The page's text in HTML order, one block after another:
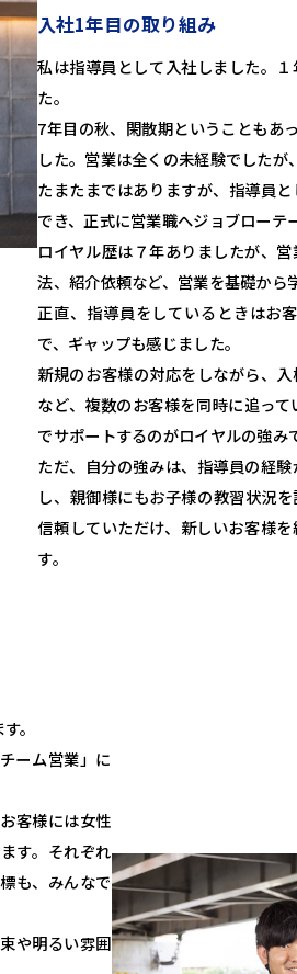
入社1年目の取り組み
私は指導員として入社しました。
た。
7年目の秋、閑散期ということもあ
した。営業は全くの未経験でしたが
たまたまではありますが、指導員
でき、正式に営業職へジョブローテ
ロイヤル歴は７年ありましたが、
法、紹介依頼など、営業を基礎から
正直、指導員をしているときはお
で、ギャップも感じました。
新規のお客様の対応をしながら、
など、複数のお客様を同時に追っ
でサポートするのがロイヤルの強み
ただ、自分の強みは、指導員の経
し、親御様にもお子様の教習状況
信頼していただけ、新しいお客様
す。
。
ーム営業」に
客様には女性
す。それぞれ
も、みんなで
や明るい雰囲